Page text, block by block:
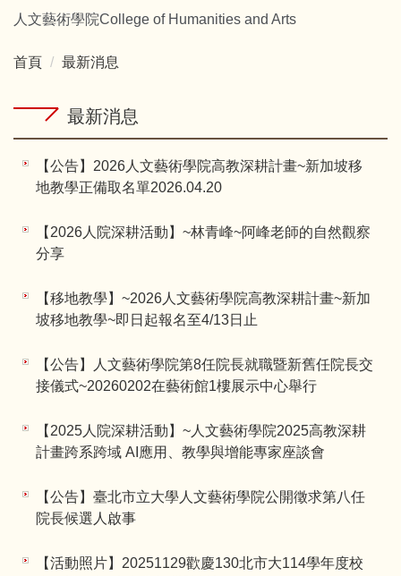
跳
主
區
人文藝術學院College of Humanities and Arts
首頁 最新消息
最新消息
【公告】2026人文藝術學院高教深耕計畫~新加坡移
地教學正備取名單2026.04.20
【2026人院深耕活動】~林青峰~阿峰老師的自然觀察
分享
【移地教學】~2026人文藝術學院高教深耕計畫~新加
坡移地教學~即日起報名至4/13日止
【公告】人文藝術學院第8任院長就職暨新舊任院長交
接儀式~20260202在藝術館1樓展示中心舉行
【2025人院深耕活動】~人文藝術學院2025高教深耕
計畫跨系跨域 AI應用、教學與增能專家座談會
【公告】臺北市立大學人文藝術學院公開徵求第八任
院長候選人啟事
【活動照片】20251129歡慶130北市大114學年度校